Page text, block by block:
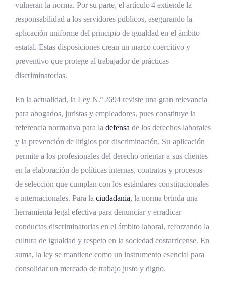
vulneran la norma. Por su parte, el artículo 4 extiende la
responsabilidad a los servidores públicos, asegurando la
aplicación uniforme del principio de igualdad en el ámbito
estatal. Estas disposiciones crean un marco coercitivo y
preventivo que protege al trabajador de prácticas
discriminatorias.
En la actualidad, la Ley N.º 2694 reviste una gran relevancia
para abogados, juristas y empleadores, pues constituye la
referencia normativa para la defensa de los derechos laborales
y la prevención de litigios por discriminación. Su aplicación
permite a los profesionales del derecho orientar a sus clientes
en la elaboración de políticas internas, contratos y procesos
de selección que cumplan con los estándares constitucionales
e internacionales. Para la ciudadanía, la norma brinda una
herramienta legal efectiva para denunciar y erradicar
conductas discriminatorias en el ámbito laboral, reforzando la
cultura de igualdad y respeto en la sociedad costarricense. En
suma, la ley se mantiene como un instrumento esencial para
consolidar un mercado de trabajo justo y digno.